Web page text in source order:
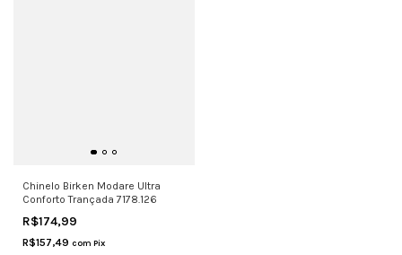
Chinelo Birken Modare Ultra
Conforto Trançada 7178.126
R$174,99
R$157,49 com Pix